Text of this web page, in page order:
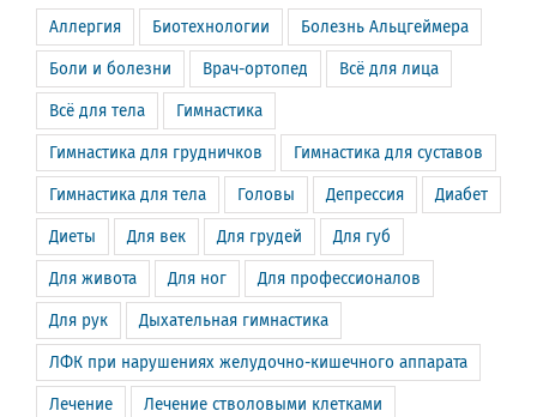
Аллергия Биотехнологии Болезнь Альцгеймера
Боли и болезни Врач-ортопед Всё для лица
Всё для тела Гимнастика
Гимнастика для грудничков Гимнастика для суставов
Гимнастика для тела Головы Депрессия Диабет
Диеты Для век Для грудей Для губ
Для живота Для ног Для профессионалов
Для рук Дыхательная гимнастика
ЛФК при нарушениях желудочно-кишечного аппарата
Лечение Лечение стволовыми клетками